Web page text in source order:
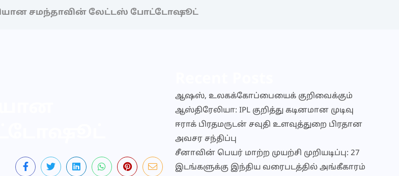
சமந்தாவின் லேட்டஸ் போட்டோஷூட்
ஆஷஸ், உலகக்கோப்பையைக் குறிவைக்கும்
ஆஸ்திரேலியா: IPL குறித்து கடினமான முடிவு
ஈராக் பிரதமருடன் சவுதி உளவுத்துறை பிரதான
அவசர சந்திப்பு
சீனாவின் பெயர் மாற்ற முயற்சி முறியடிப்பு: 27
இடங்களுக்கு இந்திய வரைபடத்தில் அங்கீகாரம்